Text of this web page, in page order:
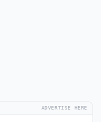
ADVERTISE HERE